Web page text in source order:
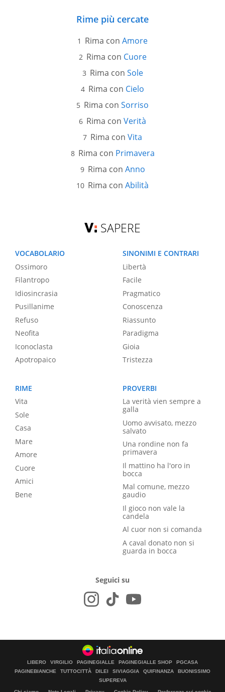
Rime più cercate
Rima con Amore
Rima con Cuore
Rima con Sole
Rima con Cielo
Rima con Sorriso
Rima con Verità
Rima con Vita
Rima con Primavera
Rima con Anno
Rima con Abilità
SAPERE
VOCABOLARIO
Ossimoro
Filantropo
Idiosincrasia
Pusillanime
Refuso
Neofita
Iconoclasta
Apotropaico
SINONIMI E CONTRARI
Libertà
Facile
Pragmatico
Conoscenza
Riassunto
Paradigma
Gioia
Tristezza
RIME
Vita
Sole
Casa
Mare
Amore
Cuore
Amici
Bene
PROVERBI
La verità vien sempre a
galla
Uomo avvisato, mezzo
salvato
Una rondine non fa
primavera
Il mattino ha l'oro in
bocca
Mal comune, mezzo
gaudio
Il gioco non vale la
candela
Al cuor non si comanda
A caval donato non si
guarda in bocca
Seguici su
LIBERO VIRGILIO PAGINEGIALLE PAGINEGIALLE SHOP
PGCASA
PAGINEBIANCHE
TUTTOCITTÀ DILEI SIVIAGGIA QUIFINANZA
BUONISSIMO
SUPEREVA